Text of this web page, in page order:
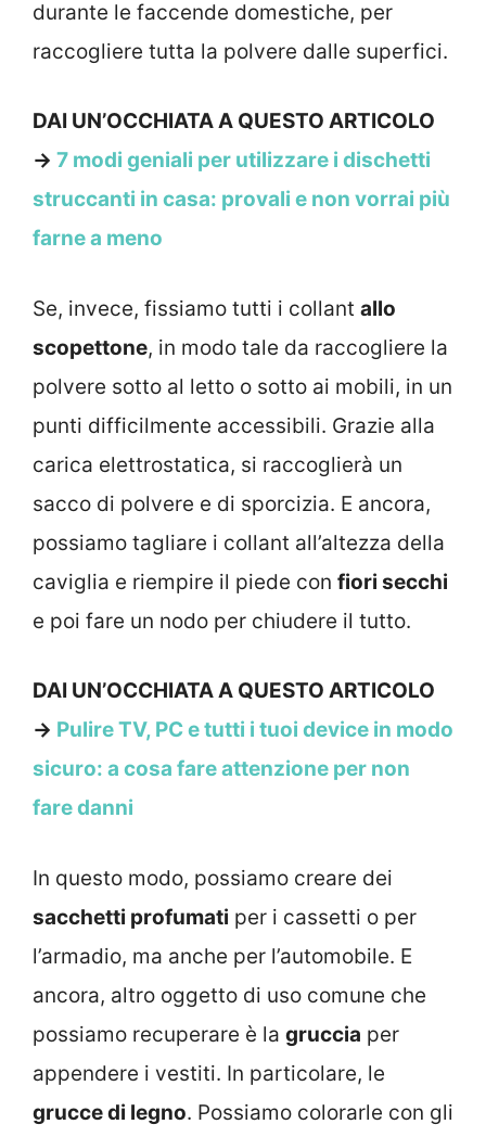
durante le faccende domestiche, per
raccogliere tutta la polvere dalle superfici.
DAI UN’OCCHIATA A QUESTO ARTICOLO
→ 7 modi geniali per utilizzare i dischetti
struccanti in casa: provali e non vorrai più
farne a meno
Se, invece, fissiamo tutti i collant allo
scopettone, in modo tale da raccogliere la
polvere sotto al letto o sotto ai mobili, in un
punti difficilmente accessibili. Grazie alla
carica elettrostatica, si raccoglierà un
sacco di polvere e di sporcizia. E ancora,
possiamo tagliare i collant all’altezza della
caviglia e riempire il piede con fiori secchi
e poi fare un nodo per chiudere il tutto.
DAI UN’OCCHIATA A QUESTO ARTICOLO
→ Pulire TV, PC e tutti i tuoi device in modo
sicuro: a cosa fare attenzione per non
fare danni
In questo modo, possiamo creare dei
sacchetti profumati per i cassetti o per
l’armadio, ma anche per l’automobile. E
ancora, altro oggetto di uso comune che
possiamo recuperare è la gruccia per
appendere i vestiti. In particolare, le
grucce di legno. Possiamo colorarle con gli